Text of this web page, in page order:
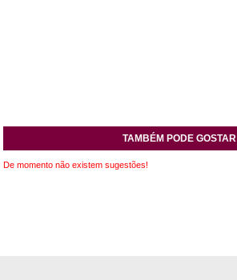
TAMBÉM PODE GOSTAR
De momento não existem sugestões!